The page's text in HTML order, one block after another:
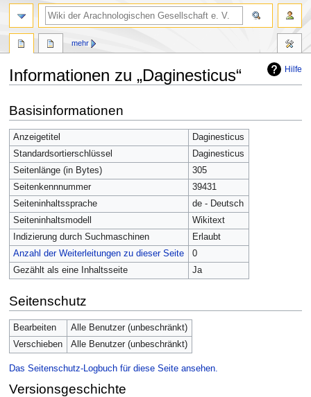
Hilfe
Informationen zu „Daginesticus“
Navigation
springen
Suche
springen
Basisinformationen
Anzeigetitel
Daginesticus
Standardsortierschlüssel
Daginesticus
Seitenlänge (in Bytes)
305
Seitenkennnummer
39431
Seiteninhaltssprache
de - Deutsch
Seiteninhaltsmodell
Wikitext
Indizierung durch Suchmaschinen
Erlaubt
Anzahl der Weiterleitungen zu dieser Seite
0
Gezählt als eine Inhaltsseite
Ja
Seitenschutz
Bearbeiten
Alle Benutzer (unbeschränkt)
Verschieben
Alle Benutzer (unbeschränkt)
Das Seitenschutz-Logbuch für diese Seite ansehen.
Versionsgeschichte
mehr